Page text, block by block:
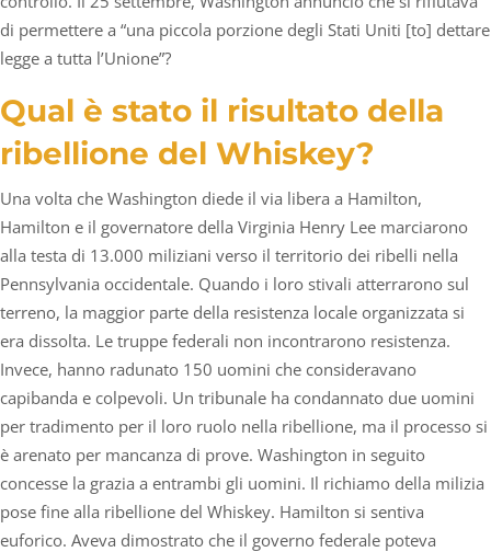
di permettere a “una piccola porzione degli Stati Uniti [to] dettare
legge a tutta l’Unione”?
Qual è stato il risultato della
ribellione del Whiskey?
Una volta che Washington diede il via libera a Hamilton,
Hamilton e il governatore della Virginia Henry Lee marciarono
alla testa di 13.000 miliziani verso il territorio dei ribelli nella
Pennsylvania occidentale. Quando i loro stivali atterrarono sul
terreno, la maggior parte della resistenza locale organizzata si
era dissolta. Le truppe federali non incontrarono resistenza.
Invece, hanno radunato 150 uomini che consideravano
capibanda e colpevoli. Un tribunale ha condannato due uomini
per tradimento per il loro ruolo nella ribellione, ma il processo si
è arenato per mancanza di prove. Washington in seguito
concesse la grazia a entrambi gli uomini. Il richiamo della milizia
pose fine alla ribellione del Whiskey. Hamilton si sentiva
euforico. Aveva dimostrato che il governo federale poteva